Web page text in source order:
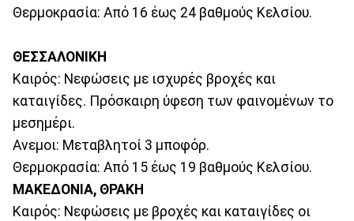
Θερμοκρασία: Από 16 έως 24 βαθμούς Κελσίου.
ΘΕΣΣΑΛΟΝΙΚΗ
Καιρός: Νεφώσεις με ισχυρές βροχές και
καταιγίδες. Πρόσκαιρη ύφεση των φαινομένων το
μεσημέρι.
Ανεμοι: Μεταβλητοί 3 μποφόρ.
Θερμοκρασία: Από 15 έως 19 βαθμούς Κελσίου.
ΜΑΚΕΔΟΝΙΑ, ΘΡΑΚΗ
Καιρός: Νεφώσεις με βροχές και καταιγίδες οι